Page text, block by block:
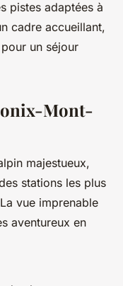
pistes adaptées à
cadre accueillant,
un séjour
Mont-
majestueux,
stations les plus
vue imprenable
aventureux en